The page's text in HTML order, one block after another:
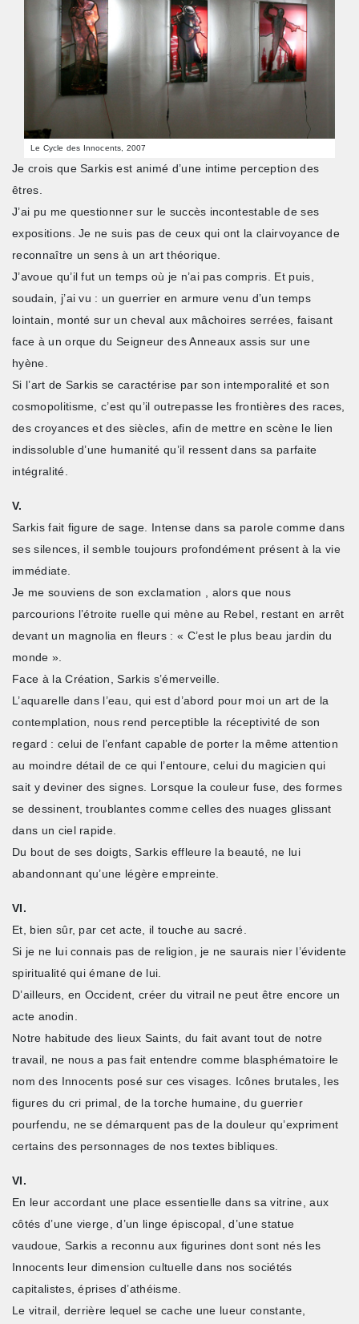
Le Cycle des Innocents, 2007
Je crois que Sarkis est animé d’une intime perception des
êtres.
J’ai pu me questionner sur le succès incontestable de ses
expositions. Je ne suis pas de ceux qui ont la clairvoyance de
reconnaître un sens à un art théorique.
J’avoue qu’il fut un temps où je n’ai pas compris. Et puis,
soudain, j’ai vu : un guerrier en armure venu d’un temps
lointain, monté sur un cheval aux mâchoires serrées, faisant
face à un orque du Seigneur des Anneaux assis sur une
hyène.
Si l’art de Sarkis se caractérise par son intemporalité et son
cosmopolitisme, c’est qu’il outrepasse les frontières des races,
des croyances et des siècles, afin de mettre en scène le lien
indissoluble d’une humanité qu’il ressent dans sa parfaite
intégralité.
V.
Sarkis fait figure de sage. Intense dans sa parole comme dans
ses silences, il semble toujours profondément présent à la vie
immédiate.
Je me souviens de son exclamation , alors que nous
parcourions l’étroite ruelle qui mène au Rebel, restant en arrêt
devant un magnolia en fleurs : « C’est le plus beau jardin du
monde ».
Face à la Création, Sarkis s’émerveille.
L’aquarelle dans l’eau, qui est d’abord pour moi un art de la
contemplation, nous rend perceptible la réceptivité de son
regard : celui de l’enfant capable de porter la même attention
au moindre détail de ce qui l’entoure, celui du magicien qui
sait y deviner des signes. Lorsque la couleur fuse, des formes
se dessinent, troublantes comme celles des nuages glissant
dans un ciel rapide.
Du bout de ses doigts, Sarkis effleure la beauté, ne lui
abandonnant qu’une légère empreinte.
VI.
Et, bien sûr, par cet acte, il touche au sacré.
Si je ne lui connais pas de religion, je ne saurais nier l’évidente
spiritualité qui émane de lui.
D’ailleurs, en Occident, créer du vitrail ne peut être encore un
acte anodin.
Notre habitude des lieux Saints, du fait avant tout de notre
travail, ne nous a pas fait entendre comme blasphématoire le
nom des Innocents posé sur ces visages. Icônes brutales, les
figures du cri primal, de la torche humaine, du guerrier
pourfendu, ne se démarquent pas de la douleur qu’expriment
certains des personnages de nos textes bibliques.
VI.
En leur accordant une place essentielle dans sa vitrine, aux
côtés d’une vierge, d’un linge épiscopal, d’une statue
vaudoue, Sarkis a reconnu aux figurines dont sont nés les
Innocents leur dimension cultuelle dans nos sociétés
capitalistes, éprises d’athéisme.
Le vitrail, derrière lequel se cache une lueur constante,